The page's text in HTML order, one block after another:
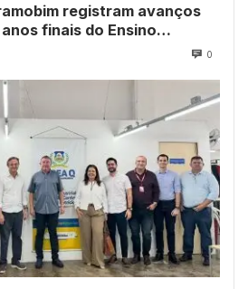
registram avanços
finais do Ensino
0